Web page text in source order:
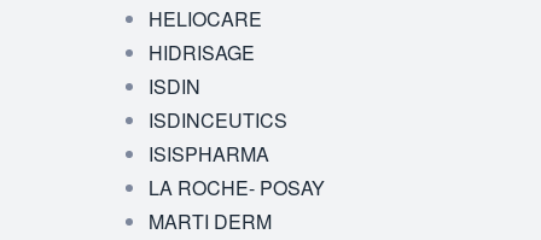
HELIOCARE
HIDRISAGE
ISDIN
ISDINCEUTICS
ISISPHARMA
LA ROCHE- POSAY
MARTI DERM